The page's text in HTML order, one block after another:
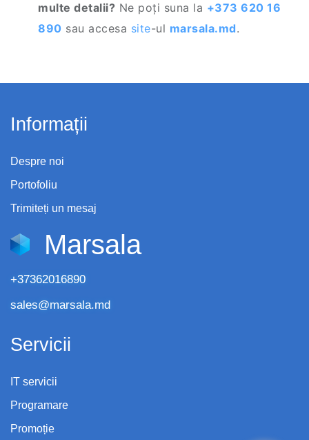
multe detalii? Ne poți suna la +373 620 16
890 sau accesa site-ul marsala.md.
Informații
Despre noi
Portofoliu
Trimiteți un mesaj
Marsala
+37362016890
sales@marsala.md
Servicii
IT servicii
Programare
Promoție